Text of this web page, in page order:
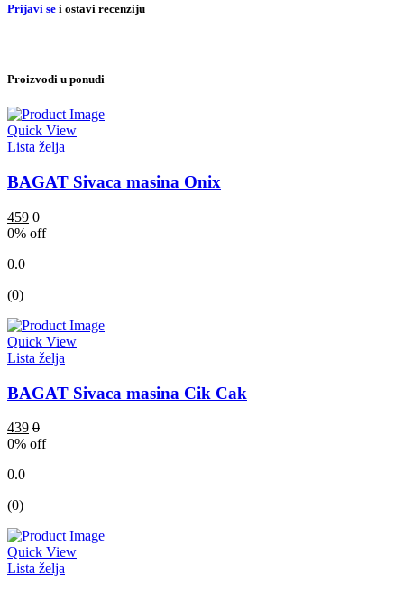
Prijavi se i ostavi recenziju
Proizvodi u ponudi
Quick View
Lista želja
BAGAT Sivaca masina Onix
459 0
0% off
0.0
(0)
Quick View
Lista želja
BAGAT Sivaca masina Cik Cak
439 0
0% off
0.0
(0)
Quick View
Lista želja